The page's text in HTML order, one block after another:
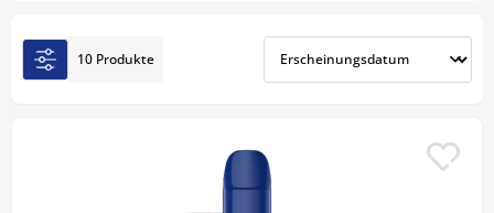
reichhaltige Aromen und voluminöse Dampfwolken
zu produzieren. Mit einem 500mAh Akku und
einem vorgefüllten 2ml Liquid-Tank ermöglicht der
handlichen und kompakten Designs sowie seiner
ergonomischen Größe ist der Geekbar Meloso der
ideale Vape für unterwegs.
10 Produkte